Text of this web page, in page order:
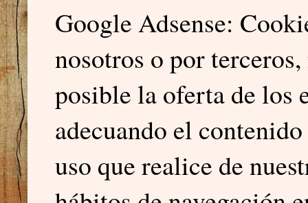
Google Adsense:
nosotros o por
posible la oferta de los
adecuando el
uso que realice de